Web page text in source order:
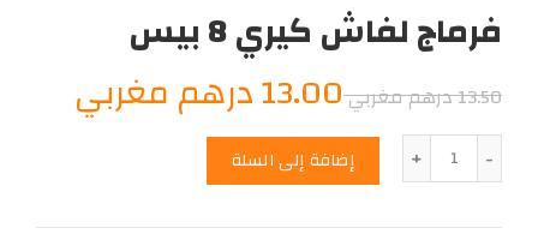
فرماج لفاش كيري 8 بيس
13.50درهم مغربيالسعر
الأصلي
هو:
13.00درهم مغربي
الكمية إضافة إلى السلة